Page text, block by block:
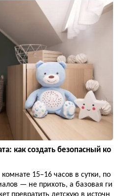
как создать безопасный ко
15–16 часов в сутки, по
— не прихоть, а базовая ги